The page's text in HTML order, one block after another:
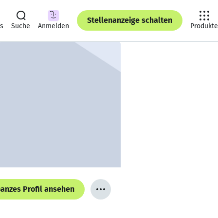
Suche Anmelden
Stellenanzeige schalten
Produkte
Profil ansehen